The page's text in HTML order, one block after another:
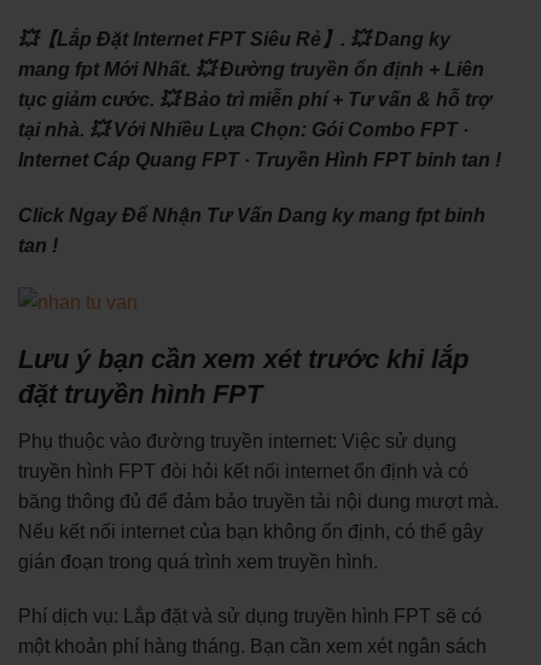
💥【Lắp Đặt Internet FPT Siêu Rẻ】. 💥 Dang ky
mang fpt Mới Nhất. 💥 Đường truyền ổn định + Liên
tục giảm cước. 💥 Bảo trì miễn phí + Tư vấn & hỗ trợ
tại nhà. 💥 Với Nhiều Lựa Chọn: ‎Gói Combo FPT ·
‎Internet Cáp Quang FPT · ‎Truyền Hình FPT binh tan !
Click Ngay Để Nhận Tư Vấn Dang ky mang fpt binh
tan !
Lưu ý bạn cần xem xét trước khi lắp
đặt truyền hình FPT
Phụ thuộc vào đường truyền internet: Việc sử dụng
truyền hình FPT đòi hỏi kết nối internet ổn định và có
băng thông đủ để đảm bảo truyền tải nội dung mượt mà.
Nếu kết nối internet của bạn không ổn định, có thể gây
gián đoạn trong quá trình xem truyền hình.
Phí dịch vụ: Lắp đặt và sử dụng truyền hình FPT sẽ có
một khoản phí hàng tháng. Bạn cần xem xét ngân sách